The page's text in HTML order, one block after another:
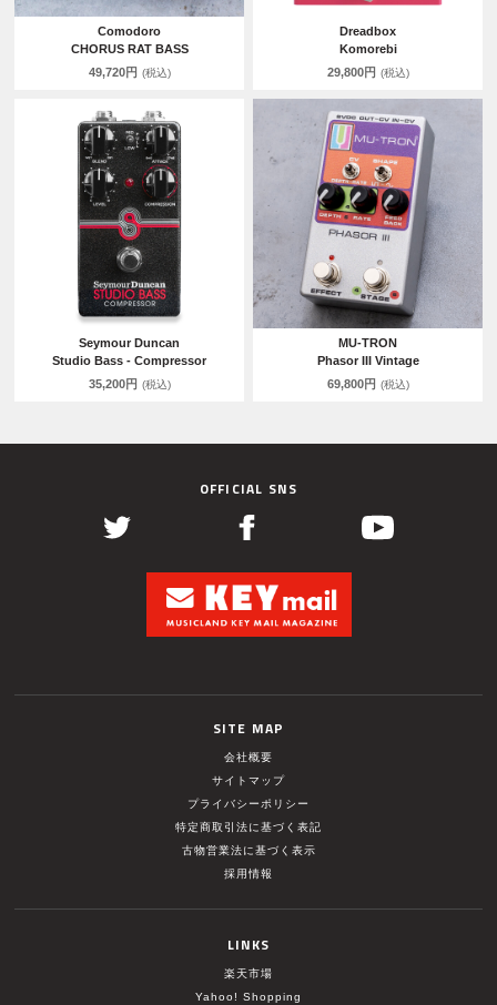
Comodoro
CHORUS RAT BASS
49,720円 (税込)
Dreadbox
Komorebi
29,800円 (税込)
Seymour Duncan
Studio Bass - Compressor
35,200円 (税込)
MU-TRON
Phasor III Vintage
69,800円 (税込)
OFFICIAL SNS
SITE MAP
会社概要
サイトマップ
プライバシーポリシー
特定商取引法に基づく表記
古物営業法に基づく表示
採用情報
LINKS
楽天市場
Yahoo! Shopping